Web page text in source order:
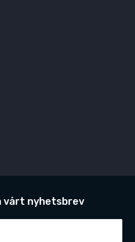
vårt nyhetsbrev